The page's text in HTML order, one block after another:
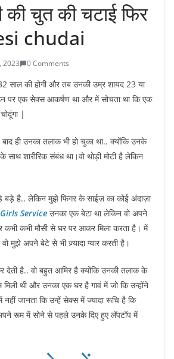
की चुत की चटाई फिर
chudai
2023 0 Comments
साल की होगी और तब उनकी उम्र शायद 23 या
पर एक सेक्स आकर्षण था और में सोचता था कि एक
|
ही उनका तलाक भी हो चुका था.. क्योंकि उनके
शारीरिक संबंध था।वो थोड़ी मोटी है लेकिन
बड़े है.. लेकिन मुझे फिगर के साईज़ का कोई अंदाज़ा
Service उनका एक बेटा था लेकिन वो अपने
कभी कभी मौसी से घर पर आकर मिला करता है। में
मुझे अपने बेटे से भी ज़्यादा प्यार करती है।
देती है.. वो बहुत आमिर है क्योंकि उनकी तलाक के
मिली थी और उनका एक घर है गावं में जो कि उन्होंने
नहीं जानता कि उन्हें सेक्स में ज्यादा रूचि है कि
रूम में सोने से पहले उनके दिए हुए लॅपटॉप में